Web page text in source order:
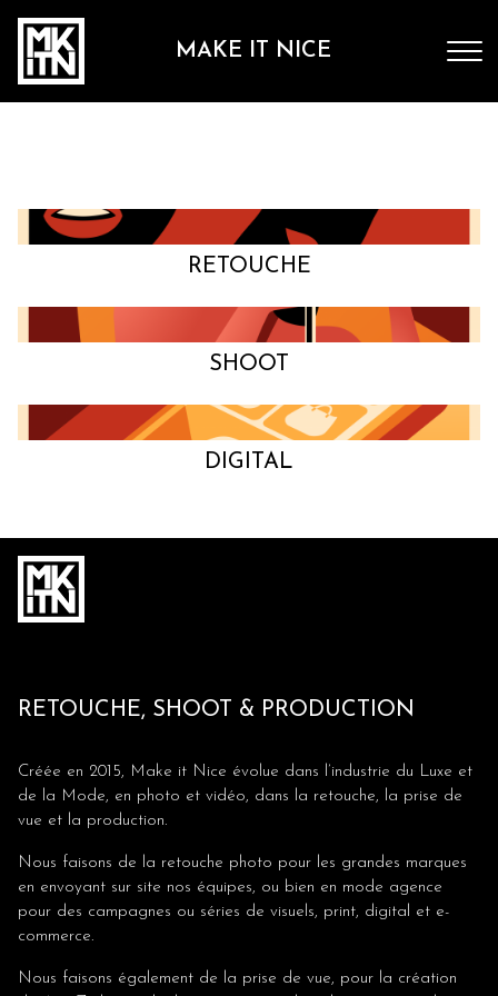
MAKE IT NICE
RETOUCHE
SHOOT
DIGITAL
RETOUCHE, SHOOT & PRODUCTION
Créée en 2015, Make it Nice évolue dans l’industrie du Luxe et
de la Mode, en photo et vidéo, dans la retouche, la prise de
vue et la production.
Nous faisons de la retouche photo pour les grandes marques
en envoyant sur site nos équipes, ou bien en mode agence
pour des campagnes ou séries de visuels, print, digital et e-
commerce.
Nous faisons également de la prise de vue, pour la création